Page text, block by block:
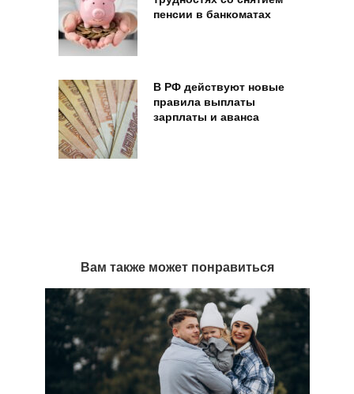
пенсии в банкоматах
В РФ действуют новые
правила выплаты
зарплаты и аванса
Вам также может понравиться